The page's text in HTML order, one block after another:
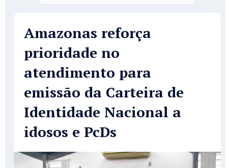
Amazonas reforça
prioridade no
atendimento para
emissão da Carteira de
Identidade Nacional a
idosos e PcDs